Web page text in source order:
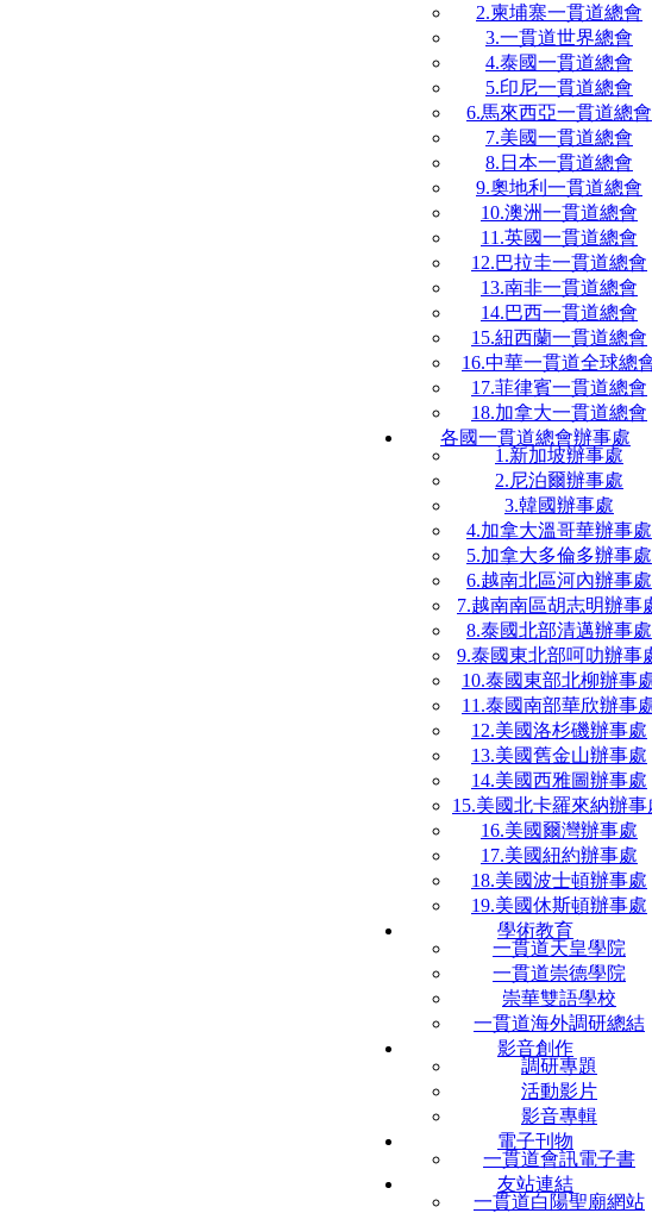
2.柬埔寨一貫道總會
3.一貫道世界總會
4.泰國一貫道總會
5.印尼一貫道總會
6.馬來西亞一貫道總會
7.美國一貫道總會
8.日本一貫道總會
9.奧地利一貫道總會
10.澳洲一貫道總會
11.英國一貫道總會
12.巴拉圭一貫道總會
13.南非一貫道總會
14.巴西一貫道總會
15.紐西蘭一貫道總會
16.中華一貫道全球總
17.菲律賓一貫道總會
18.加拿大一貫道總會
各國一貫道總會辦事處
1.新加坡辦事處
2.尼泊爾辦事處
3.韓國辦事處
4.加拿大溫哥華辦事處
5.加拿大多倫多辦事處
6.越南北區河內辦事處
7.越南南區胡志明辦事
8.泰國北部清邁辦事處
9.泰國東北部呵叻辦事
10.泰國東部北柳辦事
11.泰國南部華欣辦事
12.美國洛杉磯辦事處
13.美國舊金山辦事處
14.美國西雅圖辦事處
15.美國北卡羅來納辦事
16.美國爾灣辦事處
17.美國紐約辦事處
18.美國波士頓辦事處
19.美國休斯頓辦事處
學術教育
一貫道天皇學院
一貫道崇德學院
崇華雙語學校
一貫道海外調研總結
影音創作
調研專題
活動影片
影音專輯
電子刊物
一貫道會訊電子書
友站連結
一貫道白陽聖廟網站